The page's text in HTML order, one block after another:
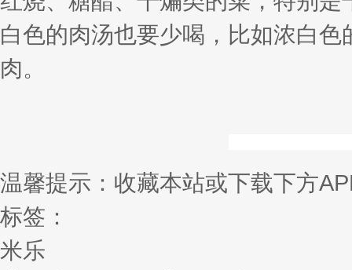
白色的肉汤也要少喝，比如浓白
肉。
温馨提示：收藏本站或下载下方
标签：
米乐